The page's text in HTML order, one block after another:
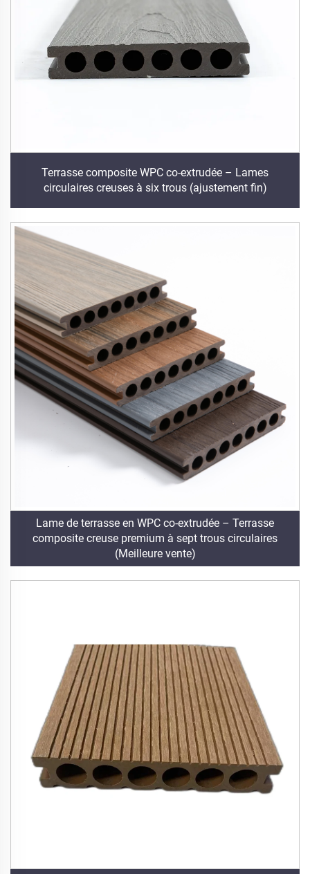
Terrasse composite WPC co-extrudée – Lames
circulaires creuses à six trous (ajustement fin)
Lame de terrasse en WPC co-extrudée – Terrasse
composite creuse premium à sept trous circulaires
(Meilleure vente)